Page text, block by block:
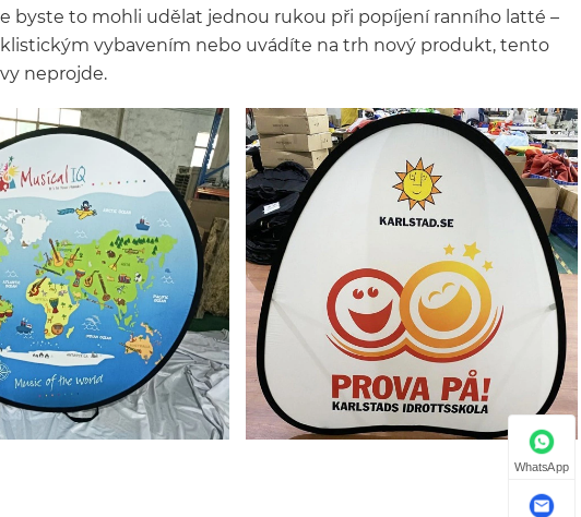
byste to mohli udělat jednou rukou při popíjení ranního latté –
vybavením nebo uvádíte na trh nový produkt, tento
neprojde.
WhatsApp